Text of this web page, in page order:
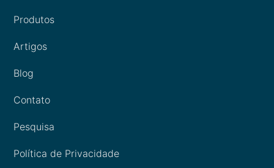
Produtos
Artigos
Blog
Contato
Pesquisa
Política de Privacidade